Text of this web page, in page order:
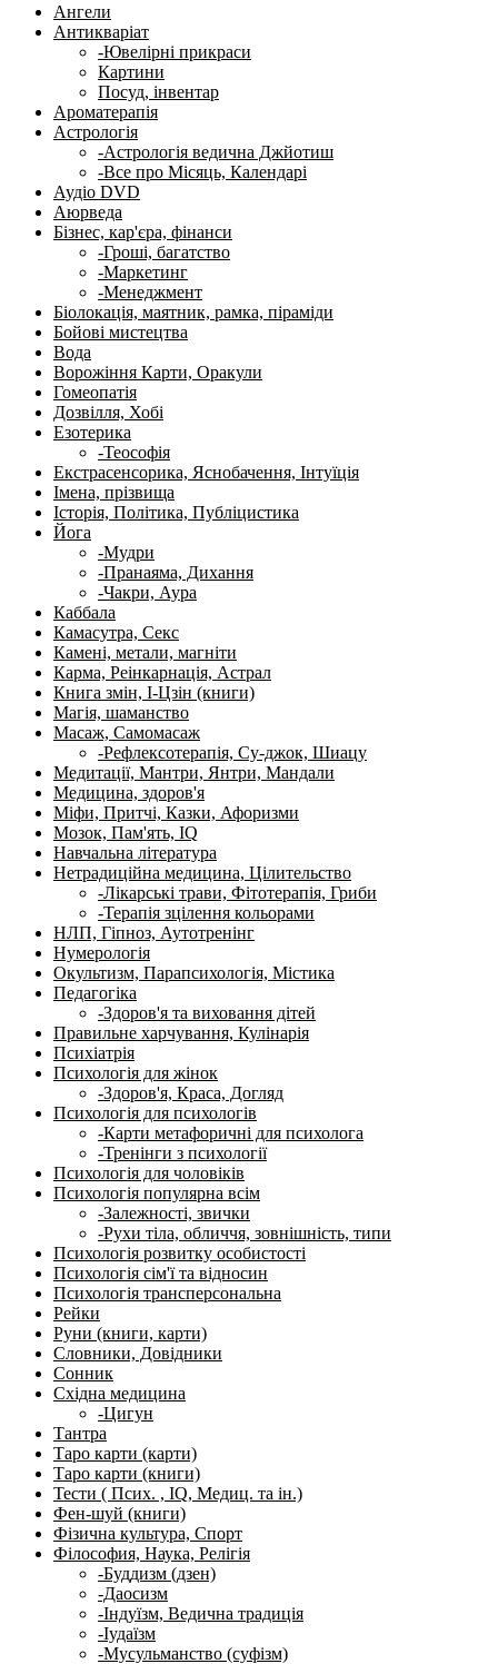
Ангели
Антикваріат
-Ювелірні прикраси
Картини
Посуд, інвентар
Ароматерапія
Астрологія
-Астрологія ведична Джйотиш
-Все про Місяць, Календарі
Аудіо DVD
Аюрведа
Бізнес, кар'єра, фінанси
-Гроші, багатство
-Маркетинг
-Менеджмент
Біолокація, маятник, рамка, піраміди
Бойові мистецтва
Вода
Ворожіння Карти, Оракули
Гомеопатія
Дозвілля, Хобі
Езотерика
-Теософія
Екстрасенсорика, Яснобачення, Інтуїція
Імена, прізвища
Історія, Політика, Публіцистика
Йога
-Мудри
-Пранаяма, Дихання
-Чакри, Аура
Каббала
Камасутра, Секс
Камені, метали, магніти
Карма, Реінкарнація, Астрал
Книга змін, І-Цзін (книги)
Магія, шаманство
Масаж, Самомасаж
-Рефлексотерапія, Су-джок, Шиацу
Медитації, Мантри, Янтри, Мандали
Медицина, здоров'я
Міфи, Притчі, Казки, Афоризми
Мозок, Пам'ять, IQ
Навчальна література
Нетрадиційна медицина, Цілительство
-Лікарські трави, Фітотерапія, Гриби
-Терапія зцілення кольорами
НЛП, Гіпноз, Аутотренінг
Нумерологія
Окультизм, Парапсихологія, Містика
Педагогіка
-Здоров'я та виховання дітей
Правильне харчування, Кулінарія
Психіатрія
Психологія для жінок
-Здоров'я, Краса, Догляд
Психологія для психологів
-Карти метафоричні для психолога
-Тренінги з психології
Психологія для чоловіків
Психологія популярна всім
-Залежності, звички
-Рухи тіла, обличчя, зовнішність, типи
Психологія розвитку особистості
Психологія сім'ї та відносин
Психологія трансперсональна
Рейки
Руни (книги, карти)
Словники, Довідники
Сонник
Східна медицина
-Цигун
Тантра
Таро карти (карти)
Таро карти (книги)
Тести ( Псих. , IQ, Медиц. та ін.)
Фен-шуй (книги)
Фізична культура, Спорт
Філософия, Наука, Релігія
-Буддизм (дзен)
-Даосизм
-Індуїзм, Ведична традиція
-Іудаїзм
-Мусульманство (суфізм)